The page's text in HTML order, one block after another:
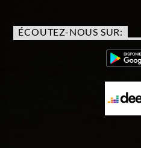
ÉCOUTEZ-NOUS SUR: